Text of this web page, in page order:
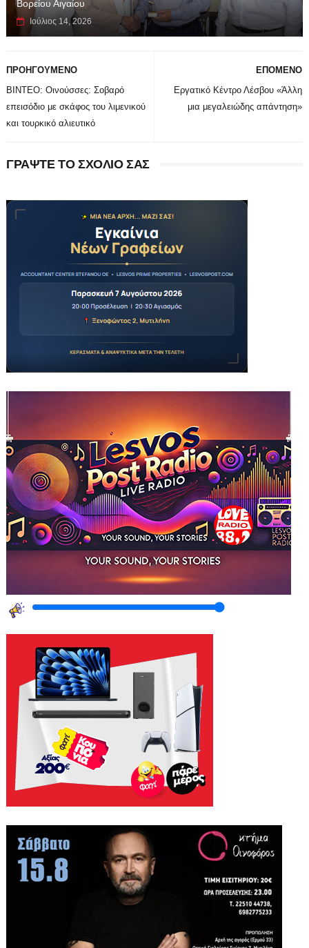
Βορείου Αιγαίου
Ιούλιος 14, 2026
ΕΠΟΜΕΝΟ
Εργατικό Κέντρο Λέσβου «Άλλη
μια μεγαλειώδης απάντηση»
ΠΡΟΗΓΟΥΜΕΝΟ
ΒΙΝΤΕΟ: Οινούσσες: Σοβαρό
επεισόδιο με σκάφος του λιμενικού
και τουρκικό αλιευτικό
ΓΡΑΨΤΕ ΤΟ ΣΧΟΛΙΟ ΣΑΣ